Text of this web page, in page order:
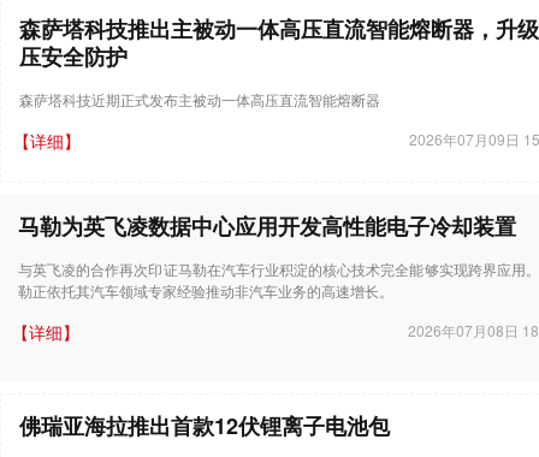
森萨塔科技推出主被动一体高压直流智能熔断器，升
压安全防护
森萨塔科技近期正式发布主被动一体高压直流智能熔断器
【详细】 2026年07月09日
马勒为英飞凌数据中心应用开发高性能电子冷却装置
与英飞凌的合作再次印证马勒在汽车行业积淀的核心技术完全能够实现跨界应用
勒正依托其汽车领域专家经验推动非汽车业务的高速增长。
【详细】 2026年07月08日
佛瑞亚海拉推出首款12伏锂离子电池包